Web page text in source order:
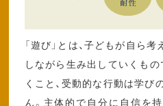
「遊び」とは、子どもが自ら考
しながら生み出していくも
くこと、受動的な行動は学び
ん。主体的で自分に自信を